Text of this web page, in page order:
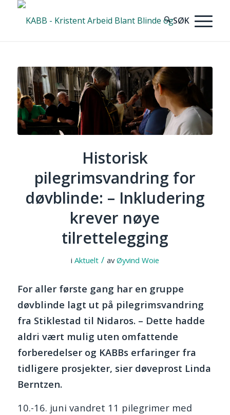
Historisk
pilegrimsvandring for
døvblinde: – Inkludering
krever nøye
tilrettelegging
i Aktuelt / avØyvind Woie
For aller første gang har en gruppe
døvblinde lagt ut på pilegrimsvandring
fra Stiklestad til Nidaros. – Dette hadde
aldri vært mulig uten omfattende
forberedelser og KABBs erfaringer fra
tidligere prosjekter, sier døveprost Linda
Berntzen.
10.-16. juni vandret 11 pilegrimer med